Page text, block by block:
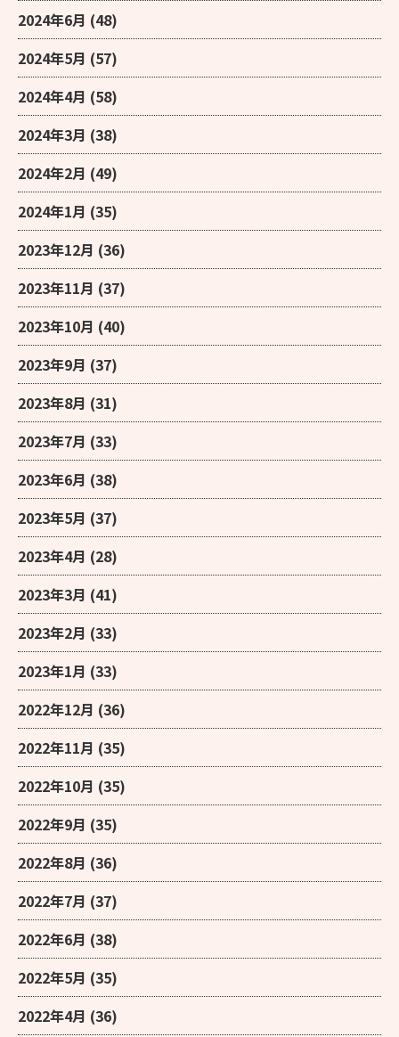
2024年6月 (48)
2024年5月 (57)
2024年4月 (58)
2024年3月 (38)
2024年2月 (49)
2024年1月 (35)
2023年12月 (36)
2023年11月 (37)
2023年10月 (40)
2023年9月 (37)
2023年8月 (31)
2023年7月 (33)
2023年6月 (38)
2023年5月 (37)
2023年4月 (28)
2023年3月 (41)
2023年2月 (33)
2023年1月 (33)
2022年12月 (36)
2022年11月 (35)
2022年10月 (35)
2022年9月 (35)
2022年8月 (36)
2022年7月 (37)
2022年6月 (38)
2022年5月 (35)
2022年4月 (36)